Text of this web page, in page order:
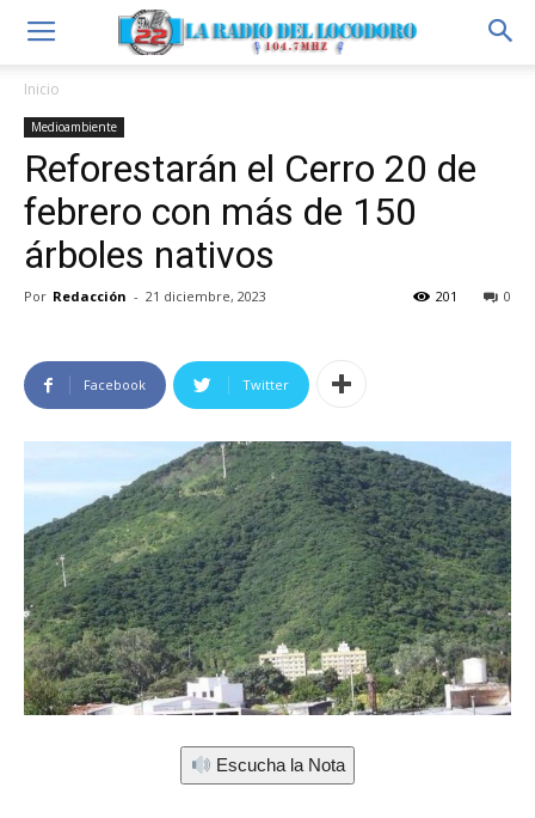
Inicio
Medioambiente
Reforestarán el Cerro 20 de
febrero con más de 150
árboles nativos
Por Redacción - 21 diciembre, 2023 0
201
Facebook Twitter
Escucha la Nota